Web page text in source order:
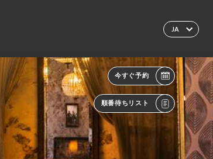
JA
今すぐ予約
順番待ちリスト